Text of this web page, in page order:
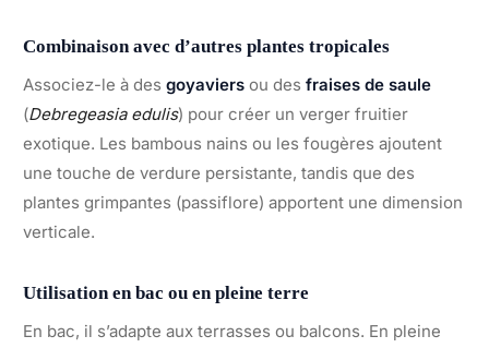
Combinaison avec d’autres plantes tropicales
Associez-le à des goyaviers ou des fraises de saule
(Debregeasia edulis) pour créer un verger fruitier
exotique. Les bambous nains ou les fougères ajoutent
une touche de verdure persistante, tandis que des
plantes grimpantes (passiflore) apportent une dimension
verticale.
Utilisation en bac ou en pleine terre
En bac, il s’adapte aux terrasses ou balcons. En pleine